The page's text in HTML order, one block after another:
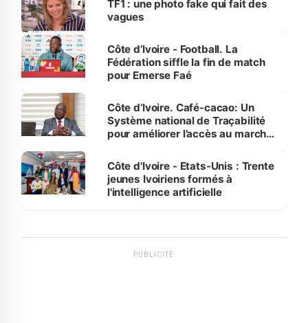
TF1 : une photo fake qui fait des
vagues
Côte d’Ivoire - Football. La
Fédération siffle la fin de match
pour Emerse Faé
Côte d’Ivoire. Café-cacao: Un
Système national de Traçabilité
pour améliorer l’accès au marché
Côte d'Ivoire - Etats-Unis : Trente
jeunes Ivoiriens formés à
l'intelligence artificielle
PUBLICITÉ